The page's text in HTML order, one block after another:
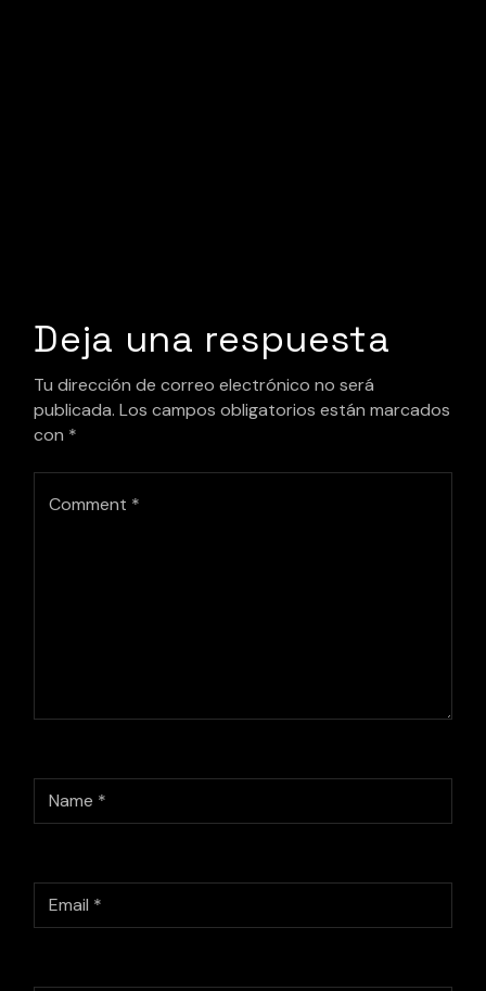
Deja una respuesta
Tu dirección de correo electrónico no será
publicada. Los campos obligatorios están marcados
con *